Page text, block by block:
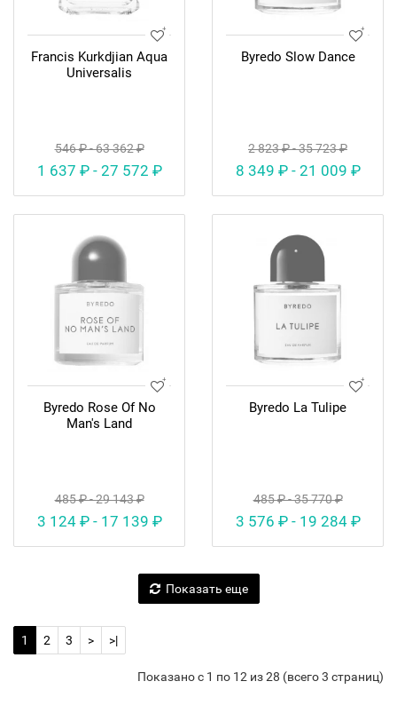
Francis Kurkdjian Aqua
Universalis
546 ₽ - 63 362 ₽
1 637 ₽ - 27 572 ₽
Byredo Slow Dance
2 823 ₽ - 35 723 ₽
8 349 ₽ - 21 009 ₽
Byredo Rose Of No
Man's Land
485 ₽ - 29 143 ₽
3 124 ₽ - 17 139 ₽
Byredo La Tulipe
485 ₽ - 35 770 ₽
3 576 ₽ - 19 284 ₽
Показать еще
1 2 3 > >|
Показано с 1 по 12 из 28 (всего 3 страниц)